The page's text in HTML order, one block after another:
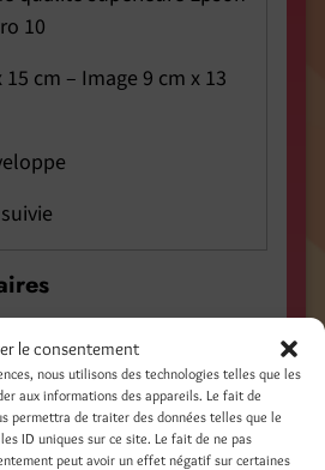
le consentement
nous utilisons des technologies telles que les
aux informations des appareils. Le fait de
permettra de traiter des données telles que le
ID uniques sur ce site. Le fait de ne pas
peut avoir un effet négatif sur certaines
10
15 cm – Image 9 cm x 13